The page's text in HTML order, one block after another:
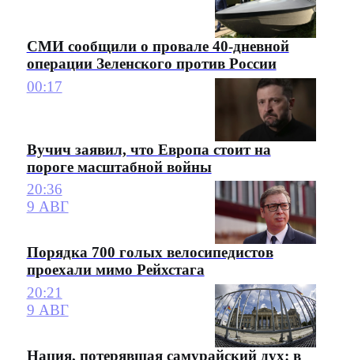
СМИ сообщили о провале 40-дневной
операции Зеленского против России
00:17
Вучич заявил, что Европа стоит на
пороге масштабной войны
20:36
9 АВГ
Порядка 700 голых велосипедистов
проехали мимо Рейхстага
20:21
9 АВГ
Нация, потерявшая самурайский дух: в